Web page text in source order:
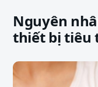
Nguyên
thiết bị tiêu